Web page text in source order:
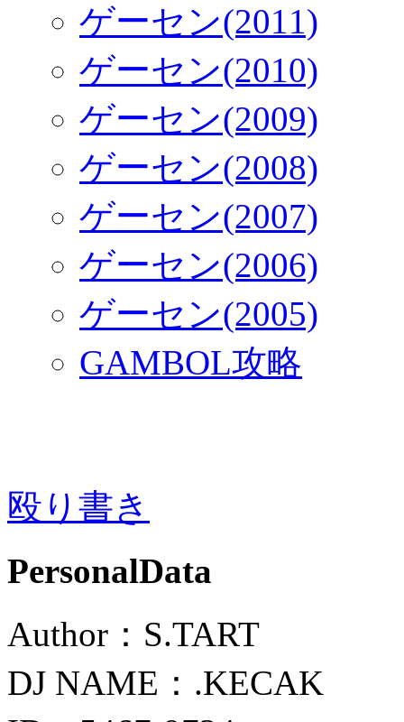
ゲーセン(2011)
ゲーセン(2010)
ゲーセン(2009)
ゲーセン(2008)
ゲーセン(2007)
ゲーセン(2006)
ゲーセン(2005)
GAMBOL攻略
殴り書き
PersonalData
Author：S.TART
DJ NAME：.KECAK